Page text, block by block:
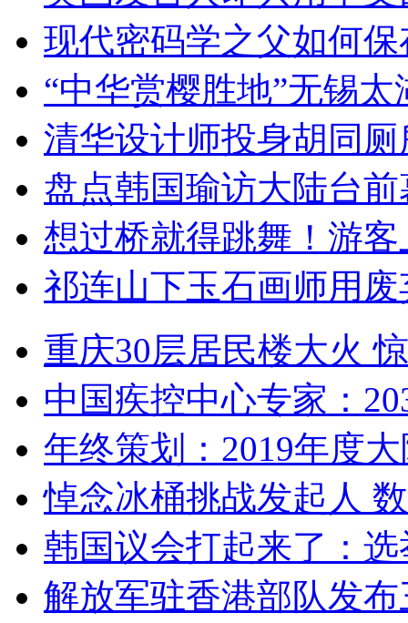
现代密码学之父如何
“中华赏樱胜地”无锡
清华设计师投身胡同
盘点韩国瑜访大陆台
想过桥就得跳舞！游客
祁连山下玉石画师用
重庆30层居民楼大火
中国疾控中心专家：
年终策划：2019年度
悼念冰桶挑战发起人
韩国议会打起来了：
解放军驻香港部队发